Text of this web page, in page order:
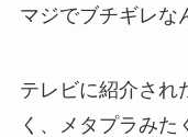
マジでブチギレな
テレビに紹介され
く、メタプラみた